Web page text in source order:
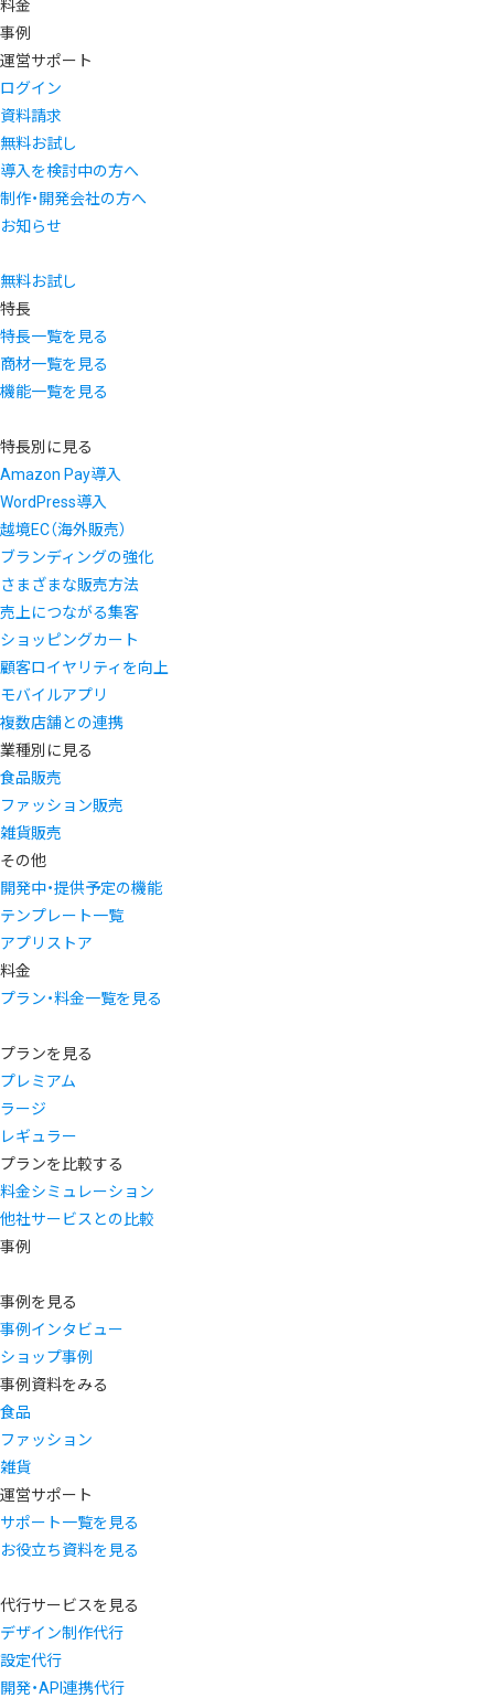
料金
事例
運営サポート
ログイン
資料請求
無料お試し
導入を検討中の方へ
制作・開発会社の方へ
お知らせ
無料お試し
特長
特長一覧を見る
商材一覧を見る
機能一覧を見る
特長別に見る
Amazon Pay導入
WordPress導入
越境EC（海外販売）
ブランディングの強化
さまざまな販売方法
売上につながる集客
ショッピングカート
顧客ロイヤリティを向上
モバイルアプリ
複数店舗との連携
業種別に見る
食品販売
ファッション販売
雑貨販売
その他
開発中・提供予定の機能
テンプレート一覧
アプリストア
料金
プラン・料金一覧を見る
プランを見る
プレミアム
ラージ
レギュラー
プランを比較する
料金シミュレーション
他社サービスとの比較
事例
事例を見る
事例インタビュー
ショップ事例
事例資料をみる
食品
ファッション
雑貨
運営サポート
サポート一覧を見る
お役立ち資料を見る
代行サービスを見る
デザイン制作代行
設定代行
開発・API連携代行